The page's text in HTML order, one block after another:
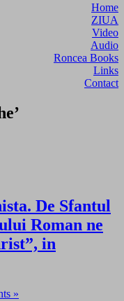
Home
ZIUA
Video
Audio
Roncea Books
Links
Contact
De Sfantul
Roman ne
in
»